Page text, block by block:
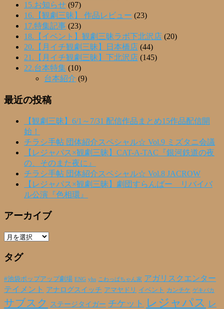
15.お知らせ (97)
16.【観劇三昧】 作品レビュー (23)
17.特集記事 (23)
18.【イベント】観劇三昧ラボ下北沢店 (20)
20.【月イチ観劇三昧】日本橋店 (44)
21.【月イチ観劇三昧】下北沢店 (145)
22.台本特集 (10)
台本紹介 (9)
最近の投稿
【観劇三昧】6/1～7/31 配信作品まとめ15作品配信開
始！
チラシ手帖 団体紹介スペシャル☆ Vol.9 ミズタニ会議
【レジャパス×観劇三昧】CAT-A-TAC『銀河鉄道の夜
の、そのまた夜に』
チラシ手帖 団体紹介スペシャル☆ Vol.8 JACROW
【レジャパス×観劇三昧】劇団すらんばー リバイバ
ル公演『色相環』
アーカイブ
ア
カ
ブ
タグ
#池袋ポップアップ劇場 ENG yhs こわっぱちゃん家 アガリスクエンター
テイメント アナログスイッチ アマヤドリ イベント カンチケ ゲキバカ
サブスク ステージタイガー チケット レジャパス レ